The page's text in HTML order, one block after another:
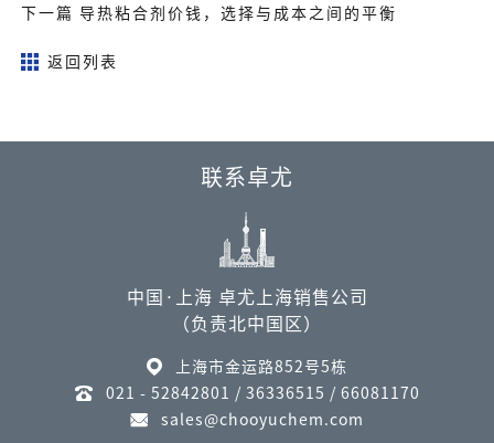
下一篇 导热粘合剂价钱，选择与成本之间的平衡
返回列表
联系卓尤
中国·上海 卓尤上海销售公司
（负责北中国区）
上海市金运路852号5栋
021 - 52842801 / 36336515 / 66081170
sales@chooyuchem.com